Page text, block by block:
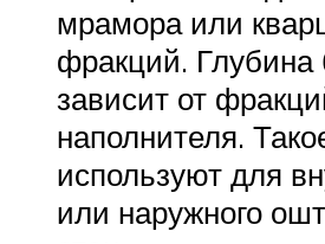
мрамора или
фракций. Глубина
зависит от
наполнителя.
используют для
или наружного